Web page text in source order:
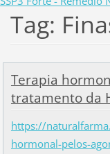
Tag:
Terapia
tratamento da
https://
hormonal-pelos-